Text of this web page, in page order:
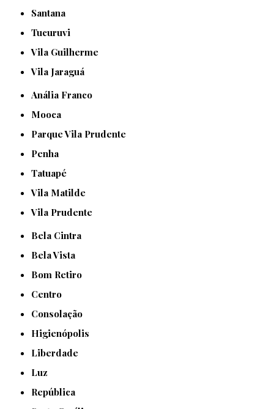
Santana
Tucuruvi
Vila Guilherme
Vila Jaraguá
Anália Franco
Mooca
Parque Vila Prudente
Penha
Tatuapé
Vila Matilde
Vila Prudente
Bela Cintra
Bela Vista
Bom Retiro
Centro
Consolação
Higienópolis
Liberdade
Luz
República